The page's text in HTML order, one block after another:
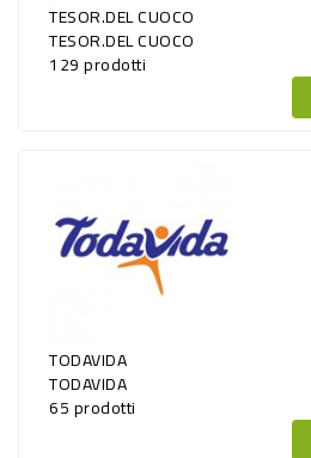
TESOR.DEL CUOCO
TESOR.DEL CUOCO
129 prodotti
TODAVIDA
TODAVIDA
65 prodotti